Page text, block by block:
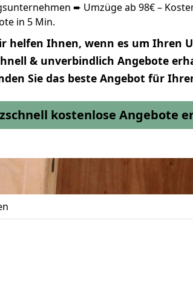
➨ Umzüge ab 98€ –
in 5 Min.
helfen Ihnen, wenn es um Ihren
& unverbindlich Angebote
Sie das beste Angebot für
kostenlose Angebote